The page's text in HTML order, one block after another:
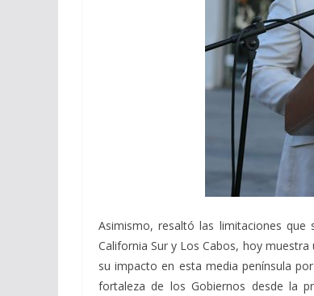
Asimismo, resaltó las limitaciones
California Sur y Los Cabos, hoy
su impacto en esta media península
fortaleza de los Gobiernos desde la